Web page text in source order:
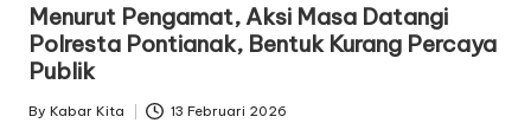
Menurut Pengamat, Aksi Masa Datangi
Polresta Pontianak, Bentuk Kurang Percaya
Publik
Posted
By Kabar Kita 13 Februari 2026